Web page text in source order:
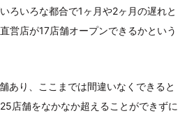
ろいろな都合で1ヶ月や2ヶ月の遅れと
営店が17店舗オープンできるかという
あり、ここまでは間違いなくできると
店舗をなかなか超えることができずに